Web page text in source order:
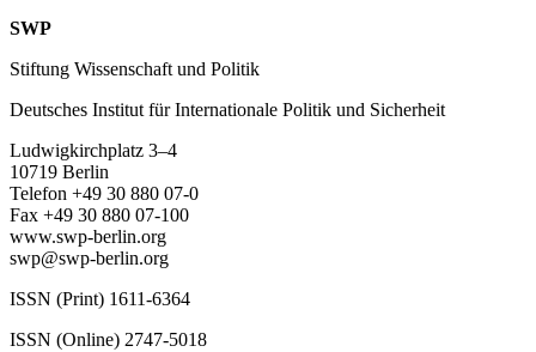
SWP
Stiftung Wissenschaft und Politik
Deutsches Institut für Internationale Politik und Sicherheit
Ludwigkirchplatz 3–4
10719 Berlin
Telefon +49 30 880 07-0
Fax +49 30 880 07-100
www.swp-berlin.org
swp@swp-berlin.org
ISSN (Print) 1611-6364
ISSN (Online) 2747-5018